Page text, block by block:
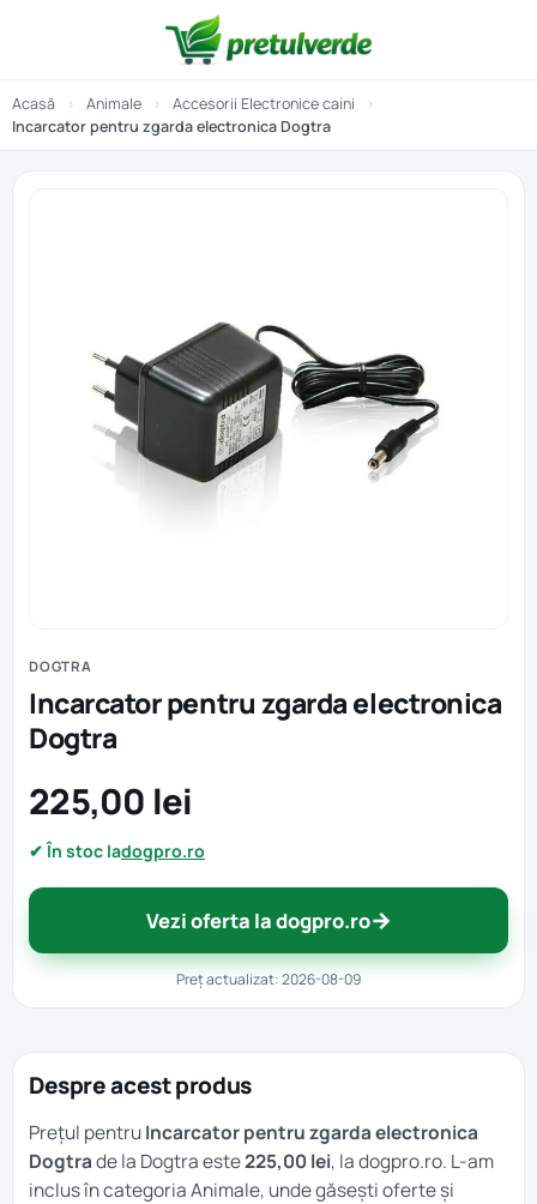
Acasă › Animale › Accesorii Electronice caini
›
Incarcator pentru zgarda electronica Dogtra
DOGTRA
Incarcator pentru zgarda electronica
Dogtra
225,00 lei
✔ În stoc ladogpro.ro
Vezi oferta la dogpro.ro→
Preț actualizat: 2026-08-09
Despre acest produs
Prețul pentruIncarcator pentru zgarda electronica
Dogtrade la Dogtra este225,00 lei, la dogpro.ro. L-am
inclus în categoriaAnimale, unde găsești oferte și